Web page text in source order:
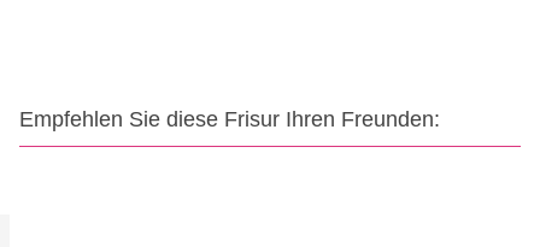
Empfehlen Sie diese Frisur Ihren Freunden: